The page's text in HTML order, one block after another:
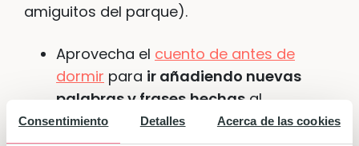
Consentimiento Detalles Acerca de las cookies
amiguitos del parque).
Aprovecha el cuento de antes de
dormir para ir añadiendo nuevas
palabras y frases hechas al
vocabulario de tu hijo.